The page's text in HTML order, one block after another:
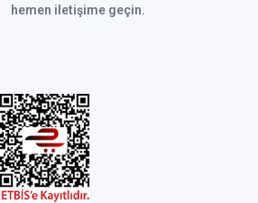
hemen iletişime geçin.